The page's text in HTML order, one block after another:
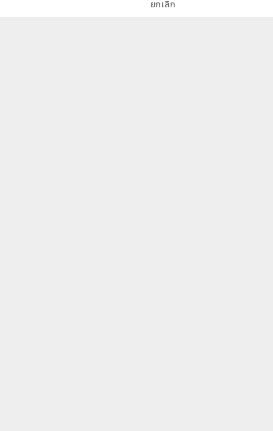
ยกเลิก
อบรมให้ความรู้ผู้ประกอบการเริ่มต้น SME Startup